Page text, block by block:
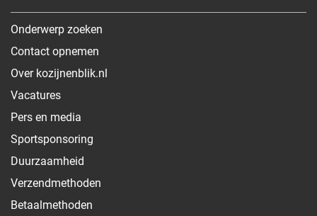
Onderwerp zoeken
Contact opnemen
Over kozijnenblik.nl
Vacatures
Pers en media
Sportsponsoring
Duurzaamheid
Verzendmethoden
Betaalmethoden